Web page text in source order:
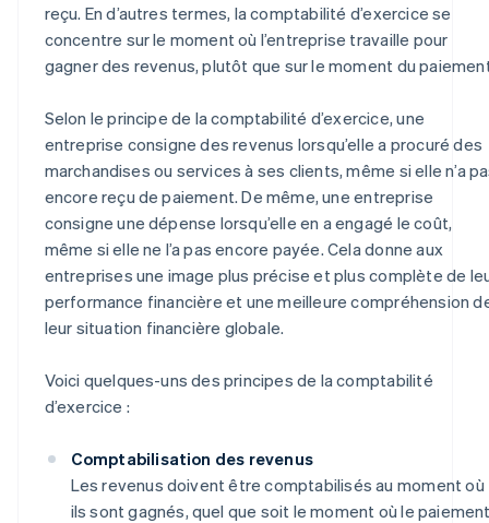
reçu. En d’autres termes, la comptabilité d’exercice se
concentre sur le moment où l’entreprise travaille pour
gagner des revenus, plutôt que sur le moment du
Selon le principe de la comptabilité d’exercice, une
entreprise consigne des revenus lorsqu’elle a procuré des
marchandises ou services à ses clients, même si elle n’a
encore reçu de paiement. De même, une entreprise
consigne une dépense lorsqu’elle en a engagé le coût,
même si elle ne l’a pas encore payée. Cela donne aux
entreprises une image plus précise et plus complète de
performance financière et une meilleure compréhension
leur situation financière globale.
Voici quelques-uns des principes de la comptabilité
d’exercice :
Comptabilisation des revenus
Les revenus doivent être comptabilisés au moment où
ils sont gagnés, quel que soit le moment où le